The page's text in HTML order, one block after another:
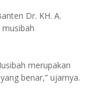
Dr. KH. A.
merupakan
benar,” ujarnya.